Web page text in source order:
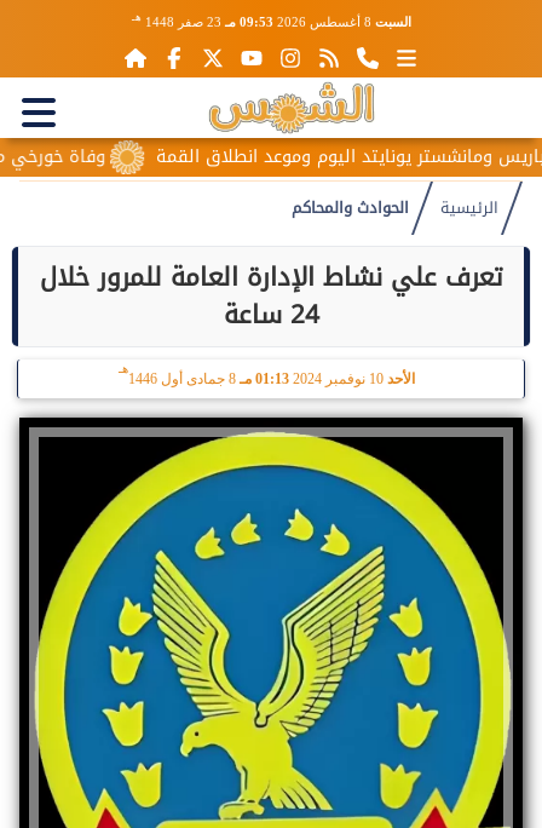
السبت 09:53 مـ 23 صفر 1448 هـ
وفاة خورخي ميسي ومانشستر يونايتد اليوم وموعد انطلاق القمة
الرئيسية الحوادث والمحاكم
تعرف علي نشاط الإدارة العامة للمرور خلال
24 ساعة
الأحد 10 نوفمبر 2024 01:13 مـ 8 جمادى أول 1446
هـ